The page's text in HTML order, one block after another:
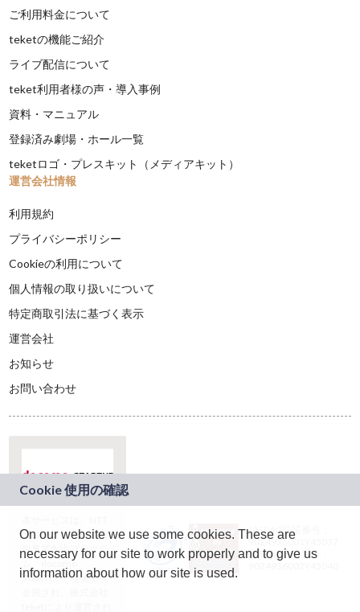
ご利用料金について
teketの機能ご紹介
ライブ配信について
teket利用者様の声・導入事例
資料・マニュアル
登録済み劇場・ホール一覧
teketロゴ・プレスキット（メディアキット）
運営会社情報
利用規約
プライバシーポリシー
Cookieの利用について
個人情報の取り扱いについて
特定商取引法に基づく表示
運営会社
お知らせ
お問い合わせ
ドコモグループの新
規事業創出プログラ
ム「docomo
STARTUP」を通じて
JASRAC許諾番号：
9024936001Y45037
JASRAC許諾番号：
On our website we use some cookies. These are
necessary for our site to work properly and to give us
information about how our site is used.